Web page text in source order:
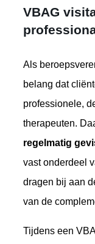
VBAG
Als
belang dat
professionele,
therapeuten.
regelmatig
vast onderdeel
dragen bij aan
van de
Tijdens een